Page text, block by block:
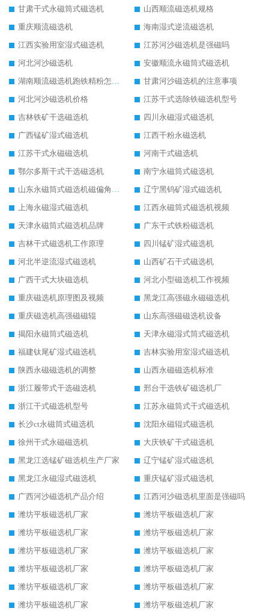
甘肃干式永磁筒式磁选机
山西顺流磁选机规格
重庆顺流磁选机
海南湿式逆流磁选机
江西实验用室湿式磁选机
江苏河沙磁选机是强磁吗
河北河沙磁选机
安徽顺流永磁筒式磁选机
湖南顺流磁选机跑铁精粉怎么处理
甘肃河沙磁选机的注意事项
河北河沙磁选机价格
江苏干式选除铁磁选机型号
吉林铁矿干选磁选机
四川永磁湿式磁选机
广西锰矿湿式磁选机
江西干粉永磁选机
江苏干式永磁磁选机
河南干式磁选机
鄂尔多斯干式干选磁选机
南宁永磁筒式磁选机
山东永磁筒式磁选机磁偏角怎么调整
辽宁黑钨矿湿式磁选机
上海永磁湿式磁选机
江西永磁筒式磁选机视频
天津永磁筒式磁选机品牌
广东干式铁粉磁选机
吉林干式磁选机工作原理
四川锰矿湿式磁选机
河北半逆流湿式磁选机
山西矿石干式磁选机
广西干式大块磁选机
河北小型磁选机工作视频
重庆磁选机原理图及视频
黑龙江高强磁永磁磁选机
重庆磁选机高强磁磁辊
山东高强磁磁选机设备
揭阳永磁筒式磁选机
天津永磁湿式筒式磁选机
福建钛尾矿湿式磁选机
吉林实验用室湿式磁选机
陕西永磁磁选机的调整
山西永磁磁选机标准
浙江履带式干选磁选机
邢台干选铁矿磁选机厂
浙江干式磁选机型号
江苏永磁筒式干式磁选机
长沙ct永磁筒式磁选机
沈阳永磁辊式磁选机
徐州干式永磁磁选机
大庆铁矿干式磁选机
黑龙江选锰矿磁选机生产厂家
辽宁锰矿湿式磁选机
黑龙江永磁湿式磁选机
重庆锰矿湿式磁选机
广西河沙磁选机产品介绍
江西河沙磁选机里面是强磁吗
潍坊平板磁选机厂家
潍坊平板磁选机厂家
潍坊平板磁选机厂家
潍坊平板磁选机厂家
潍坊平板磁选机厂家
潍坊平板磁选机厂家
潍坊平板磁选机厂家
潍坊平板磁选机厂家
潍坊平板磁选机厂家
潍坊平板磁选机厂家
潍坊平板磁选机厂家
潍坊平板磁选机厂家